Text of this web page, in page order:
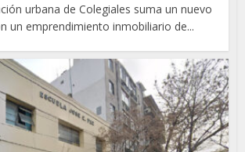
urbana de Colegiales suma un nuevo
un emprendimiento inmobiliario de...